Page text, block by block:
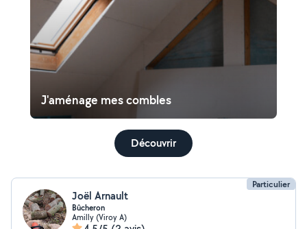
J'aménage mes combles
Découvrir
Particulier
Joël Arnault
Bûcheron
Amilly (Viroy A)